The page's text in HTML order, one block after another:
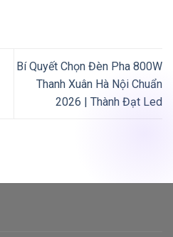
Bí Quyết Chọn Đèn Pha 800W
Thanh Xuân Hà Nội Chuẩn
2026 | Thành Đạt Led